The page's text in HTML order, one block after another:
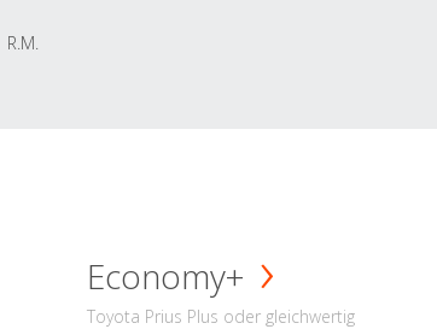
R.M.
Economy+
Toyota Prius Plus oder gleichwertig